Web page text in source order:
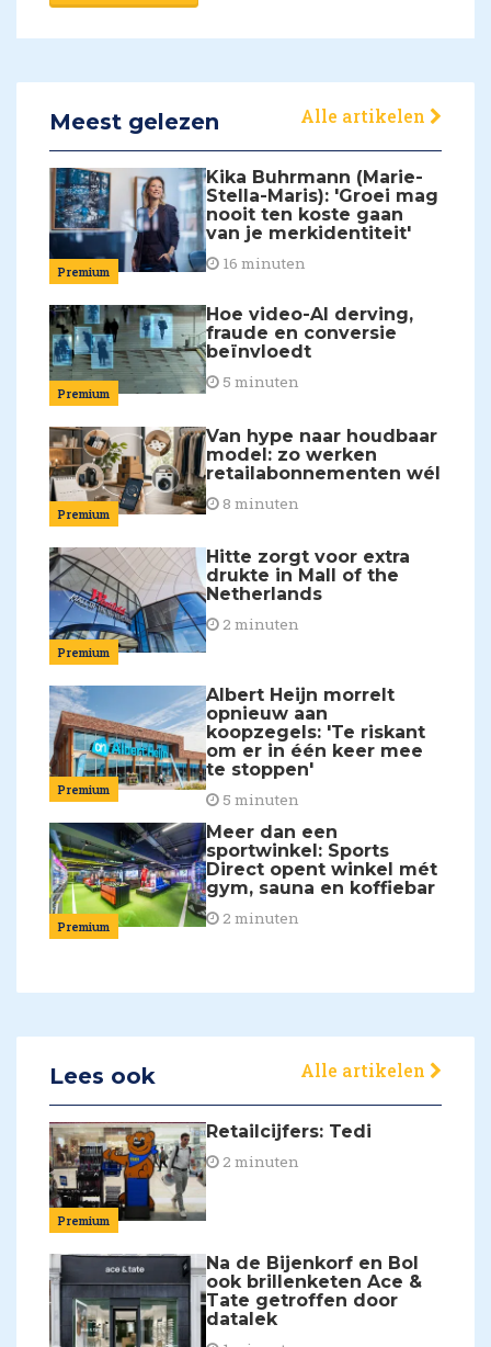
Meest gelezen Alle artikelen
Premium
Kika Buhrmann (Marie-
Stella-Maris): 'Groei mag
nooit ten koste gaan
van je merkidentiteit'
16 minuten
Premium
Hoe video-AI derving,
fraude en conversie
beïnvloedt
5 minuten
Premium
Van hype naar houdbaar
model: zo werken
retailabonnementen wél
8 minuten
Premium
Hitte zorgt voor extra
drukte in Mall of the
Netherlands
2 minuten
Premium
Albert Heijn morrelt
opnieuw aan
koopzegels: 'Te riskant
om er in één keer mee
te stoppen'
5 minuten
Premium
Meer dan een
sportwinkel: Sports
Direct opent winkel mét
gym, sauna en koffiebar
2 minuten
Lees ook Alle artikelen
Premium
Retailcijfers: Tedi
2 minuten
Na de Bijenkorf en Bol
ook brillenketen Ace &
Tate getroffen door
datalek